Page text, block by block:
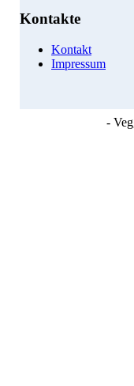
Kontakte
Kontakt
Impressum
-